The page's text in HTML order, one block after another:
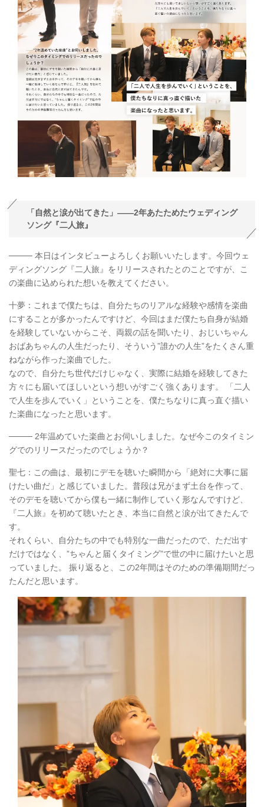
「自然と涙が出てきた」——2年あたためたウェディング
ソング『二人旅』
──── 本日はインタビューよろしくお願いいたします。今回ウェ
ディングソング『二人旅』をリリースされたとのことですが、こ
の楽曲に込められた想いを教えてください。
十夢：これまで僕たちは、自分たちのリアルな経験や感情を楽曲
にすることが多かったんですけど、今回はまだ僕たち自身が結婚
を経験していないからこそ、両親の話を聞いたり、おじいちゃん
おばあちゃんの人生だったり、そういう”誰かの人生”をたくさん重
ねながら作った楽曲でした。
なので、自分たち世代だけじゃなく、実際に結婚を経験してきた
方々にも届いてほしいという想いがすごく強くあります。 「二人
で人生を歩んでいく」ということを、僕たちなりに真っ直ぐ描い
た楽曲になったと思います。
──── 2年温めていた楽曲とお伺いしました。なぜ今このタイミン
グでのリリースだったのでしょうか？
聖七：この曲は、最初にデモを聴いた瞬間から「絶対に大事に届
けたい曲だ」と感じていました。普段は兄がまず土台を作って、
そのデモを聴いてから僕も一緒に制作していく形なんですけど、
『二人旅』を初めて聴いたとき、本当に自然と涙が出てきたんで
す。
それくらい、自分たちの中でも特別な一曲だったので、ただ出す
だけではなく、”ちゃんと届くタイミング”で世の中に届けたいと思
っていました。 振り返ると、この2年間はそのための準備期間だっ
たんだと思います。